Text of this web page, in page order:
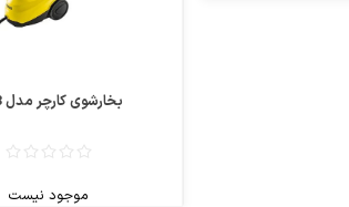
بخارشوی کارچر مدل SC3
موجود نیست